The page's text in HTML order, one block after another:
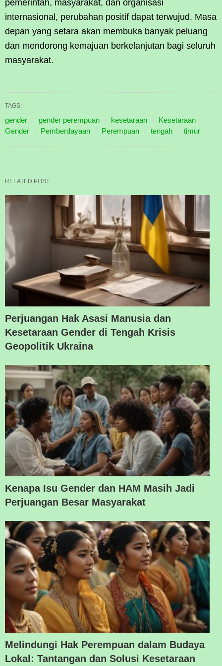
pemerintah, masyarakat, dan organisasi
internasional, perubahan positif dapat terwujud. Masa
depan yang setara akan membuka banyak peluang
dan mendorong kemajuan berkelanjutan bagi seluruh
masyarakat.
TAGS:
gender gender perempuan kesetaraan
Kesetaraan
Gender
Pemberdayaan Perempuan tengah timur
RELATED POST
Perjuangan Hak Asasi Manusia dan
Kesetaraan Gender di Tengah Krisis
Geopolitik Ukraina
Kenapa Isu Gender dan HAM Masih Jadi
Perjuangan Besar Masyarakat
Melindungi Hak Perempuan dalam Budaya
Lokal: Tantangan dan Solusi Kesetaraan